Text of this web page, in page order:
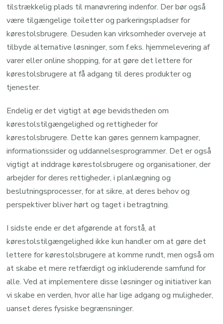
tilstrækkelig plads til manøvrering indenfor. Der bør også
være tilgængelige toiletter og parkeringspladser for
kørestolsbrugere. Desuden kan virksomheder overveje at
tilbyde alternative løsninger, som f.eks. hjemmelevering af
varer eller online shopping, for at gøre det lettere for
kørestolsbrugere at få adgang til deres produkter og
tjenester.
Endelig er det vigtigt at øge bevidstheden om
kørestolstilgængelighed og rettigheder for
kørestolsbrugere. Dette kan gøres gennem kampagner,
informationssider og uddannelsesprogrammer. Det er også
vigtigt at inddrage kørestolsbrugere og organisationer, der
arbejder for deres rettigheder, i planlægning og
beslutningsprocesser, for at sikre, at deres behov og
perspektiver bliver hørt og taget i betragtning.
I sidste ende er det afgørende at forstå, at
kørestolstilgængelighed ikke kun handler om at gøre det
lettere for kørestolsbrugere at komme rundt, men også om
at skabe et mere retfærdigt og inkluderende samfund for
alle. Ved at implementere disse løsninger og initiativer kan
vi skabe en verden, hvor alle har lige adgang og muligheder,
uanset deres fysiske begrænsninger.